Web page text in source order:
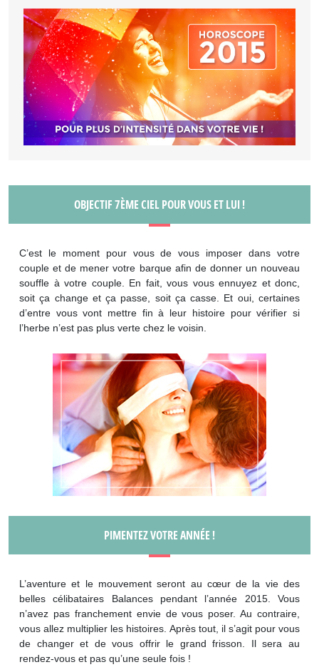
OBJECTIF 7ÈME CIEL POUR VOUS ET LUI !
C’est le moment pour vous de vous imposer dans votre
couple et de mener votre barque afin de donner un nouveau
souffle à votre couple. En fait, vous vous ennuyez et donc,
soit ça change et ça passe, soit ça casse. Et oui, certaines
d’entre vous vont mettre fin à leur histoire pour vérifier si
l’herbe n’est pas plus verte chez le voisin.
PIMENTEZ VOTRE ANNÉE !
L’aventure et le mouvement seront au cœur de la vie des
belles célibataires Balances pendant l’année 2015. Vous
n’avez pas franchement envie de vous poser. Au contraire,
vous allez multiplier les histoires. Après tout, il s’agit pour vous
de changer et de vous offrir le grand frisson. Il sera au
rendez-vous et pas qu’une seule fois !